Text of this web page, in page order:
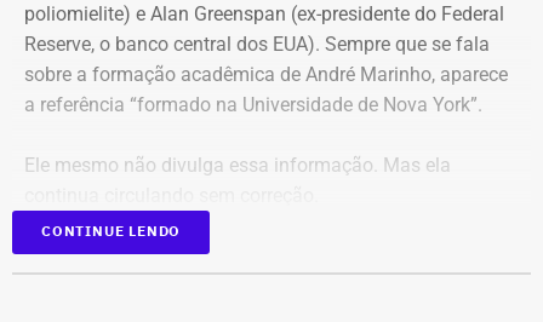
poliomielite) e Alan Greenspan (ex-presidente do Federal
Reserve, o banco central dos EUA). Sempre que se fala
sobre a formação acadêmica de André Marinho, aparece
a referência “formado na Universidade de Nova York”.
Ele mesmo não divulga essa informação. Mas ela
No material de campanha, não há
CONTINUE LENDO